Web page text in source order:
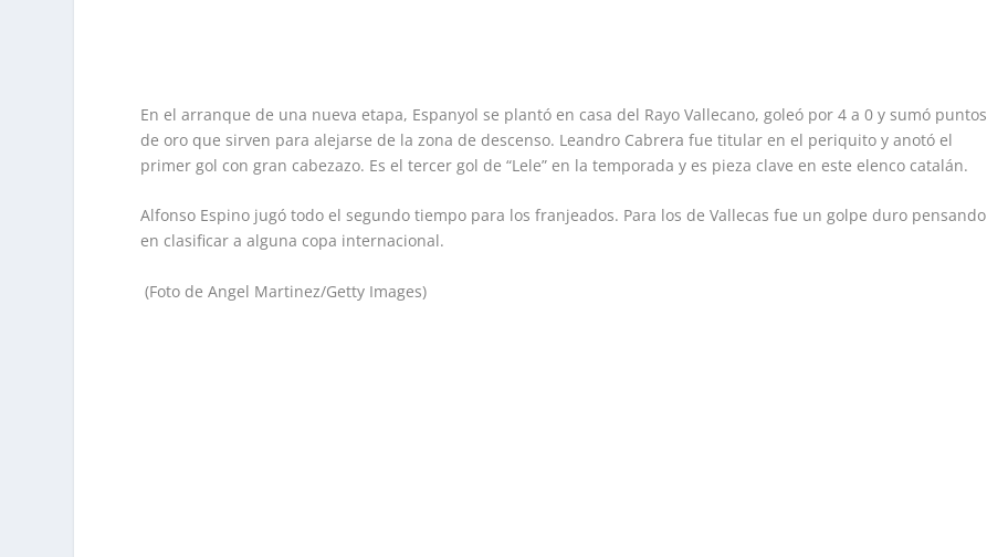
En el arranque de una nueva etapa, Espanyol se plantó en casa del Rayo Vallecano, goleó por 4 a 0 y sumó puntos
de oro que sirven para alejarse de la zona de descenso. Leandro Cabrera fue titular en el periquito y anotó el
primer gol con gran cabezazo. Es el tercer gol de “Lele” en la temporada y es pieza clave en este elenco catalán.
Alfonso Espino jugó todo el segundo tiempo para los franjeados. Para los de Vallecas fue un golpe duro pensando
en clasificar a alguna copa internacional.
(Foto de Angel Martinez/Getty Images)